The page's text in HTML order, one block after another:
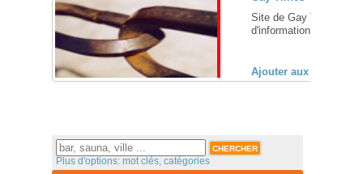
Site de Gay Times, le
d'information ... [
Ajouter aux favoris
Plus d'options: mot clés, catégories